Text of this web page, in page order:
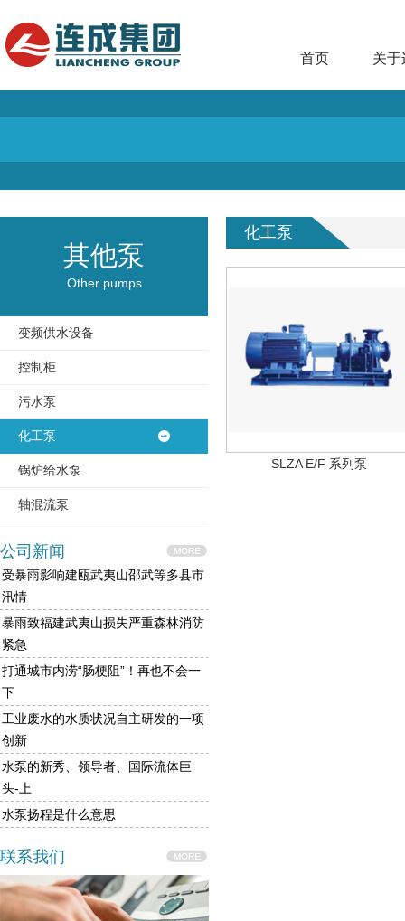
首页 关于
其他泵
Other pumps
变频供水设备
控制柜
污水泵
化工泵
锅炉给水泵
轴混流泵
公司新闻
受暴雨影响建瓯武夷山邵武等多县市
汛情
暴雨致福建武夷山损失严重森林消防
紧急
打通城市内涝“肠梗阻”！再也不会一
下
工业废水的水质状况自主研发的一项
创新
水泵的新秀、领导者、国际流体巨
头-上
水泵扬程是什么意思
联系我们
化工泵
SLZA E/F 系列泵